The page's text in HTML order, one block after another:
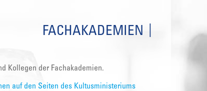
FACHAKADEMIEN
Kollegen der Fachakademien.
auf den Seiten des Kultusministeriums